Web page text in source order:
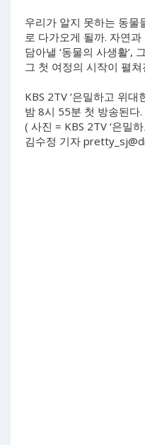
우리가 알지 못하는 동물
로 다가오게 될까. 자연
담아낼 ‘동물의 사생활’,
그 첫 여정의 시작이 펼쳐
KBS 2TV ‘은밀하고 위
밤 8시 55분 첫 방송된다.
( 사진 = KBS 2TV ‘은밀
김수정 기자